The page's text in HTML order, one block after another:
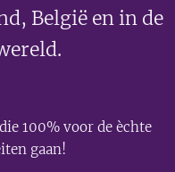
België en in de
100% voor de èchte
gaan!